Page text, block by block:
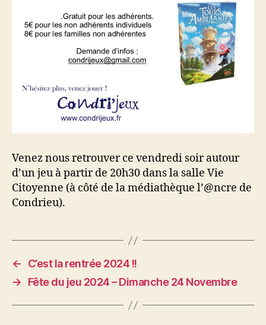
Venez nous retrouver ce vendredi soir autour
d’un jeu à partir de 20h30 dans la salle Vie
Citoyenne (à côté de la médiathèque l’@ncre de
Condrieu).
←
C’est la rentrée 2024 !!
→
Fête du jeu 2024 – Dimanche 24 Novembre